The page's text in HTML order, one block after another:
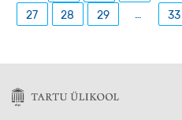
27
28 29 … 33